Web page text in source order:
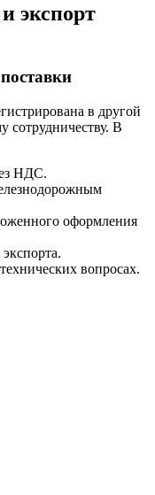
экспорт
в другой
сотрудничеству. В
НДС.
оформления
вопросах.